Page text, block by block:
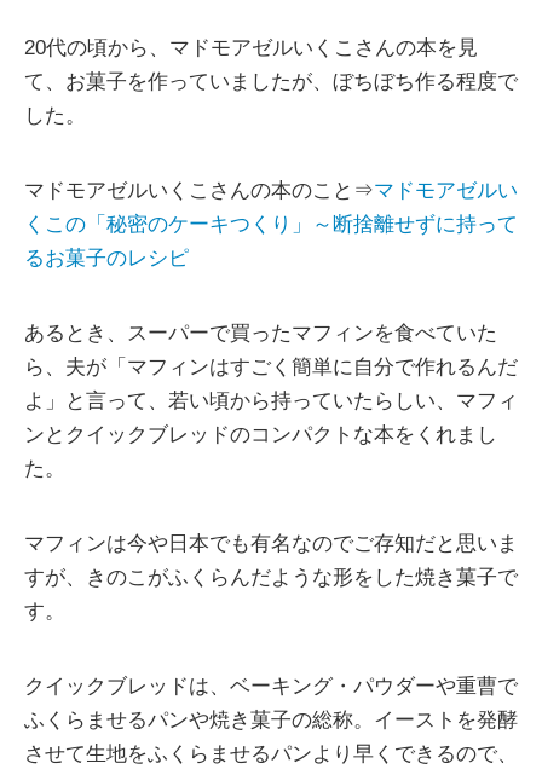
20代の頃から、マドモアゼルいくこさんの本を見
て、お菓子を作っていましたが、ぼちぼち作る程度で
した。
マドモアゼルいくこさんの本のこと⇒マドモアゼルい
くこの「秘密のケーキつくり」～断捨離せずに持って
るお菓子のレシピ
あるとき、スーパーで買ったマフィンを食べていた
ら、夫が「マフィンはすごく簡単に自分で作れるんだ
よ」と言って、若い頃から持っていたらしい、マフィ
ンとクイックブレッドのコンパクトな本をくれまし
た。
マフィンは今や日本でも有名なのでご存知だと思いま
すが、きのこがふくらんだような形をした焼き菓子で
す。
クイックブレッドは、ベーキング・パウダーや重曹で
ふくらませるパンや焼き菓子の総称。イーストを発酵
させて生地をふくらませるパンより早くできるので、